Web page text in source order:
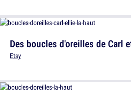
Des boucles d'oreilles de Carl
Etsy